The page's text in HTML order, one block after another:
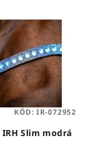
IRH Slim modrá
KÓD: IR-072952